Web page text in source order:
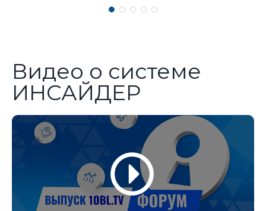
Видео о системе
ИНСАЙДЕР